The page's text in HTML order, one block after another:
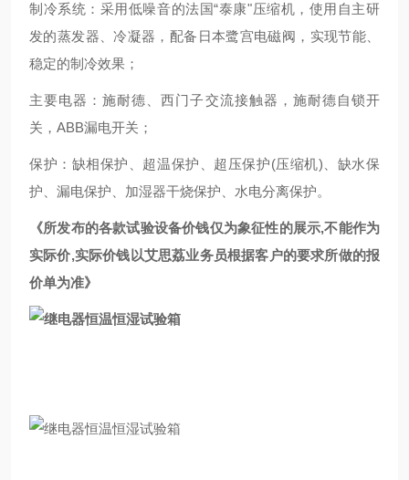
制冷系统：采用低噪音的法国“泰康"压缩机，使用自主研
发的蒸发器、冷凝器，配备日本鹭宫电磁阀，实现节能、
稳定的制冷效果；
主要电器：施耐德、西门子交流接触器，施耐德自锁开
关， ABB漏电开关；
保护：缺相保护、超温保护、超压保护(压缩机)、缺水保
护、漏电保护、加湿器干烧保护、水电分离保护。
《所发布的各款试验设备价钱仅为象征性的展示,不能作为
实际价,实际价钱 以艾思荔业务员根据客户的要求所做的报
价单为准》